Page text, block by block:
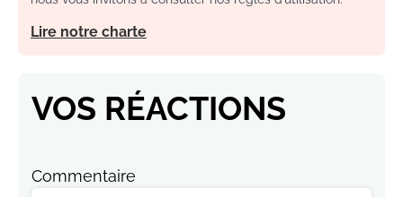
Lire notre charte
VOS RÉACTIONS
Commentaire